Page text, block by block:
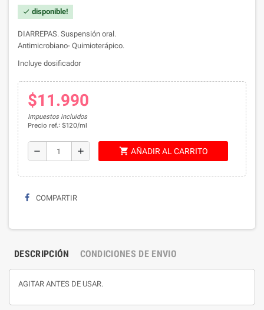
check disponible!
DIARREPAS. Suspensión oral.
Antimicrobiano- Quimioterápico.
Incluye dosificador
$11.990
Impuestos incluidos
Precio ref.: $120/ml
remove add shopping_cart AÑADIR AL CARRITO
COMPARTIR
DESCRIPCIÓN CONDICIONES DE ENVIO
AGITAR ANTES DE USAR.